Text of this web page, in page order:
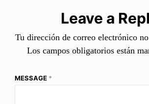
Leave a
Tu dirección de correo electrónico
Los campos obligatorios están
MESSAGE *